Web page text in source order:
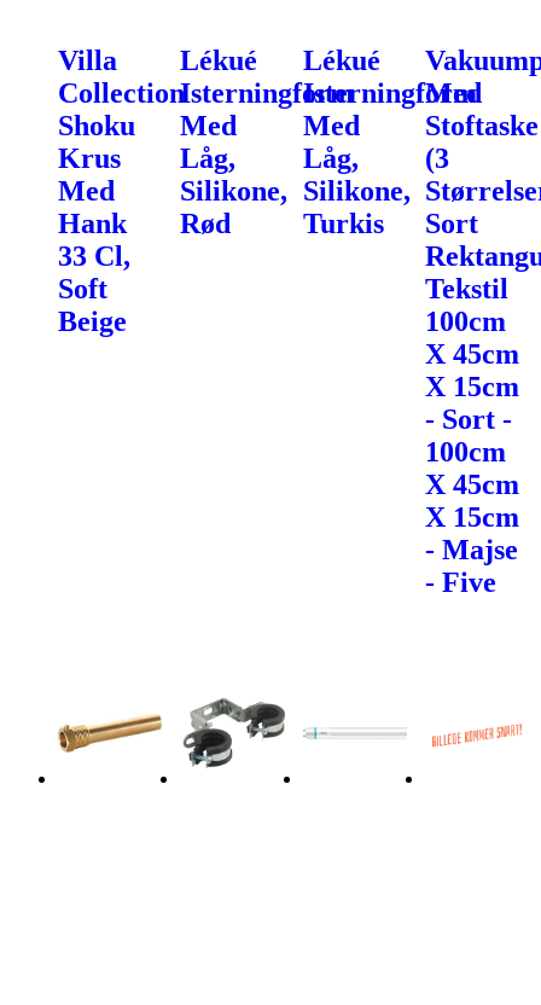
Villa
Collection
Shoku
Krus
Med
Hank
33 Cl,
Soft
Beige
Lékué
Isterningform
Med
Låg,
Silikone,
Rød
Lékué
Isterningform
Med
Låg,
Silikone,
Turkis
Med
Stoftaske
(3
Sort
Tekstil
100cm
X 45cm
X 15cm
- Sort -
100cm
X 45cm
X 15cm
- Majse
- Five